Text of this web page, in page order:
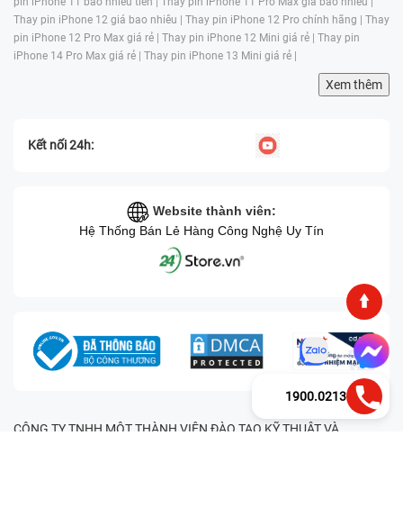
Thay pin iPhone 12 giá bao nhiêu | Thay pin iPhone 12 Pro chính hãng | Thay
pin iPhone 12 Pro Max giá rẻ | Thay pin iPhone 12 Mini giá rẻ | Thay pin
iPhone 14 Pro Max giá rẻ | Thay pin iPhone 13 Mini giá rẻ |
Xem thêm
Kết nối 24h:
Website thành viên:
Hệ Thống Bán Lẻ Hàng Công Nghệ Uy Tín
CÔNG TY TNHH MỘT THÀNH VIÊN ĐÀO TẠO KỸ THUẬT VÀ
1900.0213